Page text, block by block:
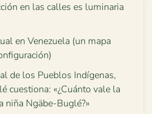
en las calles es luminaria
en Venezuela (un mapa
de los Pueblos Indígenas,
cuestiona: «¿Cuánto vale la
niña Ngäbe-Buglé?»